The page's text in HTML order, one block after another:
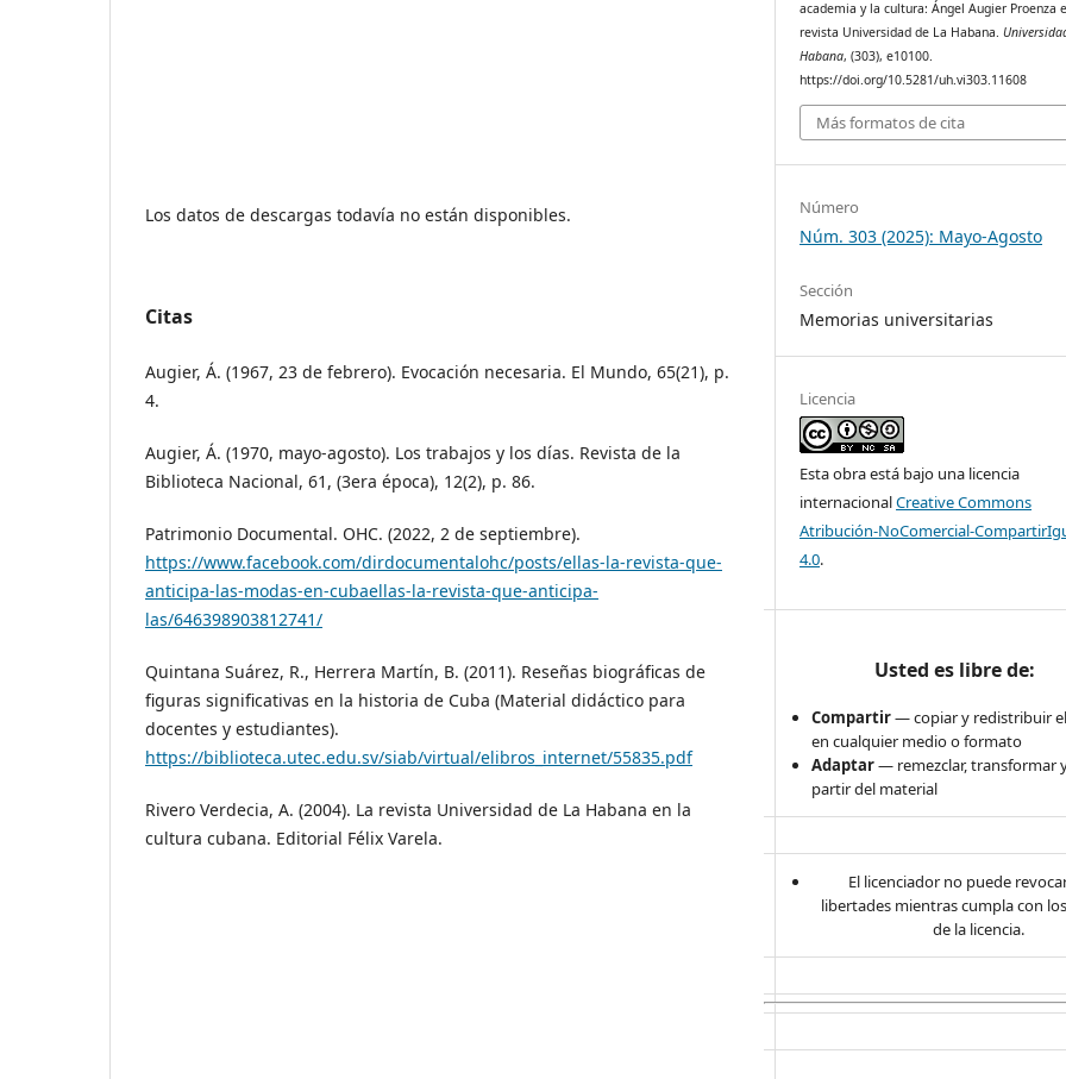
Los datos de descargas todavía no están disponibles.
Citas
Augier, Á. (1967, 23 de febrero). Evocación necesaria. El Mundo, 65(21), p.
4.
Augier, Á. (1970, mayo-agosto). Los trabajos y los días. Revista de la
Biblioteca Nacional, 61, (3era época), 12(2), p. 86.
Patrimonio Documental. OHC. (2022, 2 de septiembre).
https://www.facebook.com/dirdocumentalohc/posts/ellas-la-revista-que-
anticipa-las-modas-en-cubaellas-la-revista-que-anticipa-
las/646398903812741/
Quintana Suárez, R., Herrera Martín, B. (2011). Reseñas biográficas de
figuras significativas en la historia de Cuba (Material didáctico para
docentes y estudiantes).
https://biblioteca.utec.edu.sv/siab/virtual/elibros_internet/55835.pdf
Rivero Verdecia, A. (2004). La revista Universidad de La Habana en la
cultura cubana. Editorial Félix Varela.
academia y la cultura: Ángel Augier Proenza
revista Universidad de La Habana.
Habana, (303), e10100.
https://doi.org/10.5281/uh.vi303.11608
Más formatos de cita
Número
Núm. 303 (2025): Mayo-Agosto
Sección
Memorias universitarias
Licencia
Esta obra está bajo una licencia
internacionalCreative Commons
Atribución-NoComercial-
4.0.
Usted es libre de:
Compartir— copiar y redistribuir
en cualquier medio o formato
Adaptar— remezclar, transformar
partir del material
El licenciador no puede
libertades mientras cumpla con
de la licencia.